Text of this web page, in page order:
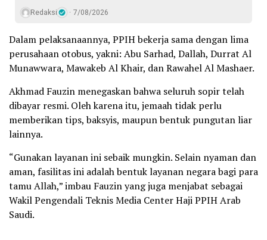
Redaksi 7/08/2026
Dalam pelaksanaannya, PPIH bekerja sama dengan lima
perusahaan otobus, yakni: Abu Sarhad, Dallah, Durrat Al
Munawwara, Mawakeb Al Khair, dan Rawahel Al Mashaer.
Akhmad Fauzin menegaskan bahwa seluruh sopir telah
dibayar resmi. Oleh karena itu, jemaah tidak perlu
memberikan tips, baksyis, maupun bentuk pungutan liar
lainnya.
“Gunakan layanan ini sebaik mungkin. Selain nyaman dan
aman, fasilitas ini adalah bentuk layanan negara bagi para
tamu Allah,” imbau Fauzin yang juga menjabat sebagai
Wakil Pengendali Teknis Media Center Haji PPIH Arab
Saudi.